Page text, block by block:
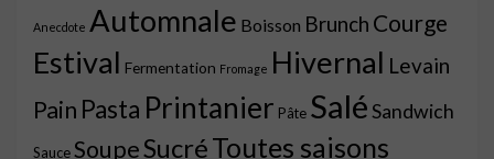
Anecdote Automnale Boisson Brunch Courge
Estival Fermentation Fromage Hivernal Levain
Pain Pasta Printanier Pâte SaléSandwich
SauceSoupeSucréToutes saisons